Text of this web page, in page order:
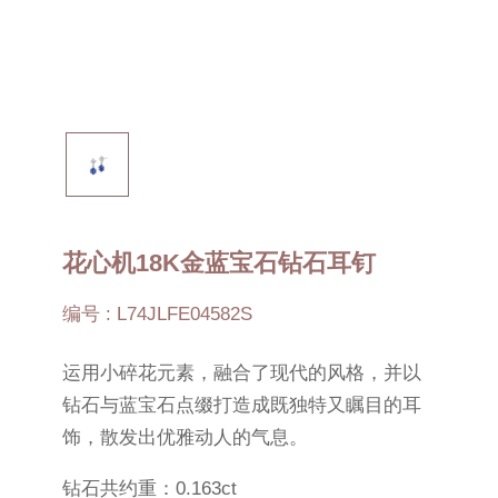
花心机18K金蓝宝石钻石耳钉
编号 : L74JLFE04582S
运用小碎花元素，融合了现代的风格，并以
钻石与蓝宝石点缀打造成既独特又瞩目的耳
饰，散发出优雅动人的气息。
钻石共约重：0.163ct